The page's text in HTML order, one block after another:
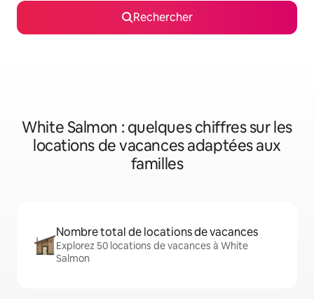
Rechercher
White Salmon : quelques chiffres sur les
locations de vacances adaptées aux
familles
Nombre total de locations de vacances
Explorez 50 locations de vacances à White
Salmon